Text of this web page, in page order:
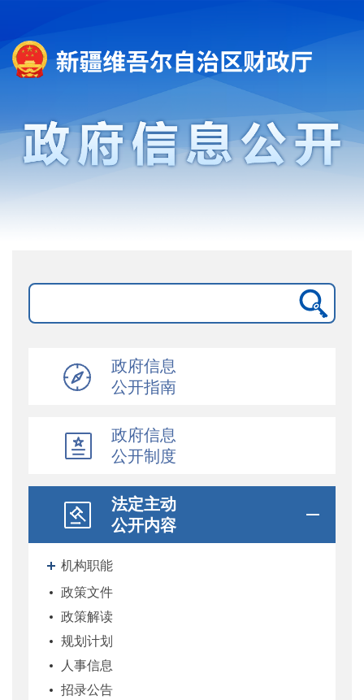
政府信息
公开指南
政府信息
公开制度
法定主动
公开内容
机构职能
政策文件
政策解读
规划计划
人事信息
招录公告